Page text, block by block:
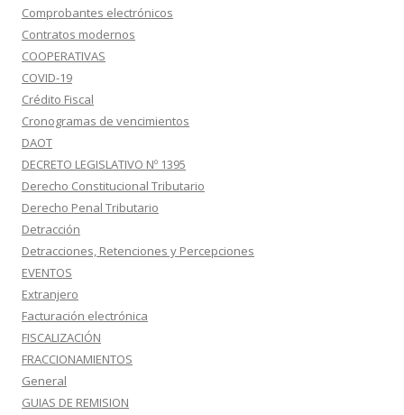
Comprobantes electrónicos
Contratos modernos
COOPERATIVAS
COVID-19
Crédito Fiscal
Cronogramas de vencimientos
DAOT
DECRETO LEGISLATIVO Nº 1395
Derecho Constitucional Tributario
Derecho Penal Tributario
Detracción
Detracciones, Retenciones y Percepciones
EVENTOS
Extranjero
Facturación electrónica
FISCALIZACIÓN
FRACCIONAMIENTOS
General
GUIAS DE REMISION